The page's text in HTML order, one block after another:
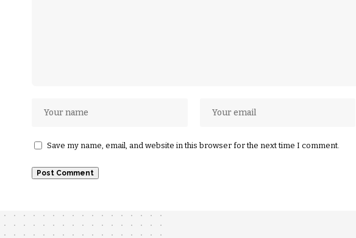
Save my name, email, and website in this browser for the next time I comment.